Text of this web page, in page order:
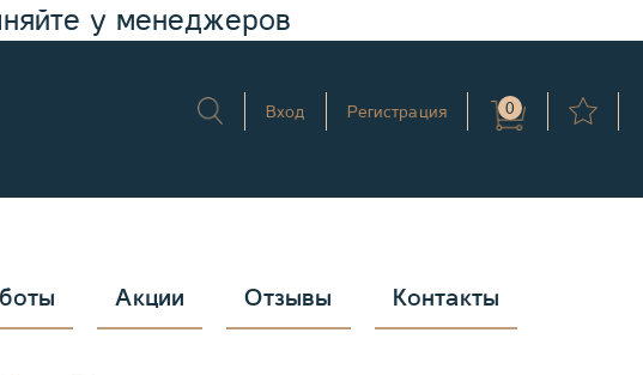
у менеджеров
Вход Регистрация 0
Акции Отзывы Контакты